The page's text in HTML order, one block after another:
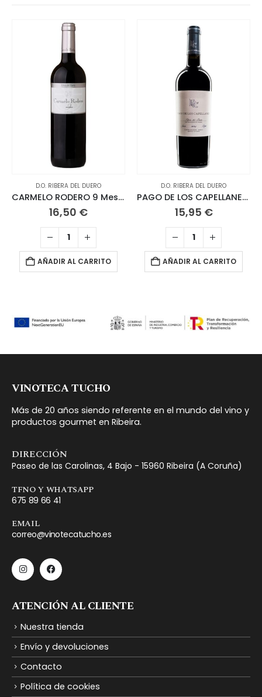
D.O. RIBERA DEL DUERO
CARMELO RODERO 9 Meses 2023
16,50 €
AÑADIR AL CARRITO
D.O. RIBERA DEL DUERO
PAGO DE LOS CAPELLANES Roble 2024
15,95 €
AÑADIR AL CARRITO
VINOTECA TUCHO
Más de 20 años siendo referente en el mundo del vino y
productos gourmet en Ribeira.
DIRECCIÓN
Paseo de las Carolinas, 4 Bajo - 15960 Ribeira (A Coruña)
TFNO Y WHATSAPP
675 89 66 41
EMAIL
correo@vinotecatucho.es
ATENCIÓN AL CLIENTE
Nuestra tienda
Envío y devoluciones
Contacto
Política de cookies